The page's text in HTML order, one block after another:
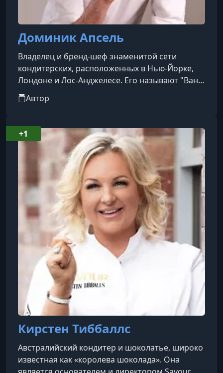
Доминик Апсель
Владелец и бренд-шеф знаменитой сети
кондитерских, расположенных в Нью-Йорке,
Лондоне и Лос-Анджелесе. Его называют "Ван
Гогом кулинарии", "Нью-йоркским Вилли
Вонкой" и признают одним из лучших шеф-
Автор
Кирстен Тиббаллс
Австралийский кондитер и шоколатье, широко
известная как «королева шоколада». Она
+1